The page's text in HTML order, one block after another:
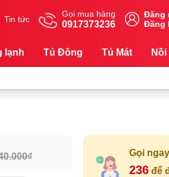
Tin tức
Gọi mua hàng
0917373236
Đăng
Đăng
lạnh Tủ Đông Tủ Mát
Gọi ngay
236để